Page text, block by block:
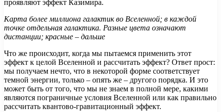
проявляют эффект Казимира.
Карта более миллиона галактик во Вселенной; в каждой
точке отдельная галактика. Разные цвета означают
дистанции; красные – дальше
Что же происходит, когда мы пытаемся применить этот
эффект к целой Вселенной и рассчитать эффект? Ответ прост:
мы получаем нечто, что в некоторой форме соответствует
темной энергии, только – опять же – другого порядка. И это
может быть от того, что мы не знаем в полной мере, какими
являются пограничные условия Вселенной или как правильно
рассчитать квантово-гравитационный эффект.